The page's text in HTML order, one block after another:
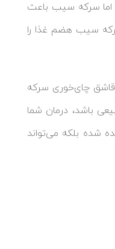
سرکه سیب باعث
سیب هضم غذا را
چای‌خوری سرکه
باشد، درمان شما
شده بلکه می‌تواند